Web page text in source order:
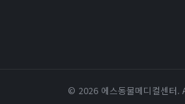
© 2026 에스동물메디컬센터